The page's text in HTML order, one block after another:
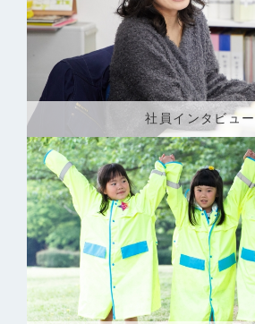
社員インタビュー